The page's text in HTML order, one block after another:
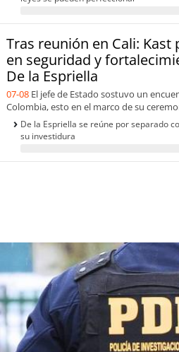
soychillán
soysancarlos
soytalcahuano
soytemuco
soyvaldivia
soy osorno
Tras reunión en Cali:
en seguridad y
De la Espriella
07-08 El jefe de Estado sostuvo un
Colombia, esto en el marco de su
De la Espriella se reúne por separado
su investidura